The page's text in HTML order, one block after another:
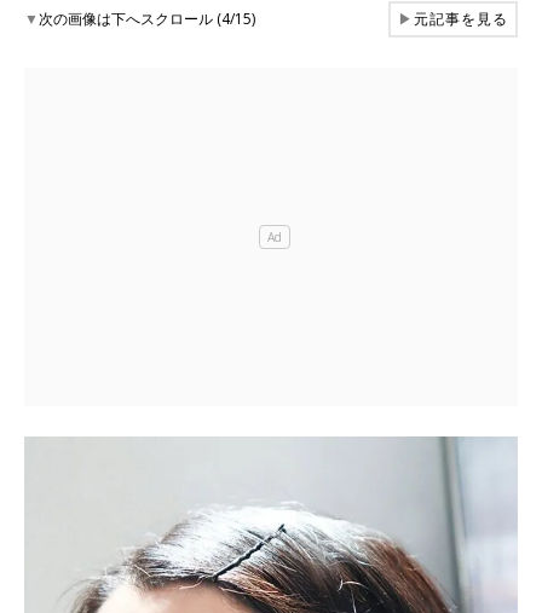
▼次の画像は下へスクロール (4/15) ▶元記事を見る